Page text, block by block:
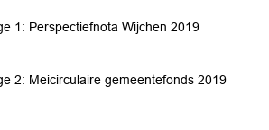
1: Perspectiefnota Wijchen 2019
2: Meicirculaire gemeentefonds 2019